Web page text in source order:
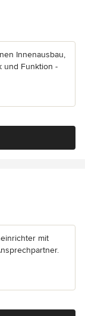
Innenausbau,
und Funktion -
mit